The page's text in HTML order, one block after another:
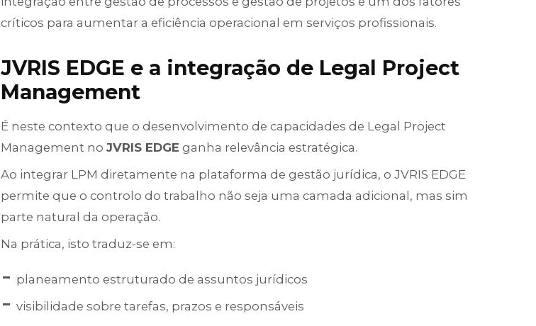
críticos para aumentar a eficiência operacional em serviços profissionais.
JVRIS EDGE e a integração de Legal Project
Management
É neste contexto que o desenvolvimento de capacidades de Legal Project
Management no JVRIS EDGE ganha relevância estratégica.
Ao integrar LPM diretamente na plataforma de gestão jurídica, o JVRIS EDGE
permite que o controlo do trabalho não seja uma camada adicional, mas sim
parte natural da operação.
Na prática, isto traduz-se em:
planeamento estruturado de assuntos jurídicos
visibilidade sobre tarefas, prazos e responsáveis